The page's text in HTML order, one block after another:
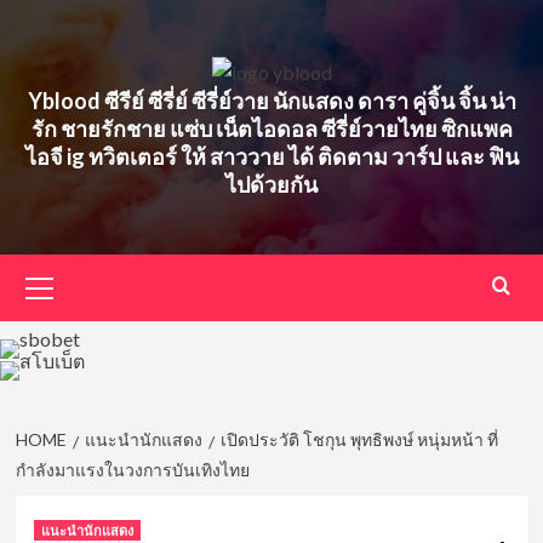
Yblood ซีรีย์ ซีรี่ย์ ซีรี่ย์วาย นักแสดง ดารา คู่จิ้น จิ้น น่า
รัก ชายรักชาย แซ่บ เน็ตไอดอล ซีรี่ย์วายไทย ซิกแพค
ไอจี ig ทวิตเตอร์ ให้ สาววาย ได้ ติดตาม วาร์ป และ ฟิน
ไปด้วยกัน
Menu
HOME แนะนำนักแสดง
เปิดประวัติ โชกุน พุทธิพงษ์ หนุ่มหน้า ที่
กำลังมาแรงในวงการบันเทิงไทย
แนะนำนักแสดง